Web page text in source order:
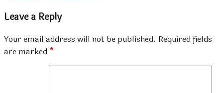
Leave a Reply
Your email address will not be published. Required fields
are marked *